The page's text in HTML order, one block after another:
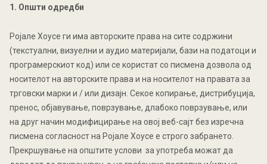
1. Општи одредби
Ројалe Хоусе ги има авторските права на сите содржини
(текстуални, визуелни и аудио материјали, бази на податоци и
програмерскиот код) или се користат со писмена дозвола од
носителот на авторските права и на носителот на правата за
трговски марки и / или дизајн. Секое копирање, дистрибуција,
пренос, објавување, поврзување, длабоко поврзување, или
на друг начин модифицирање на овој веб-сајт без изречна
писмена согласност на Ројалe Хоусe е строго забрането.
Прекршување на општите услови за употреба можат да